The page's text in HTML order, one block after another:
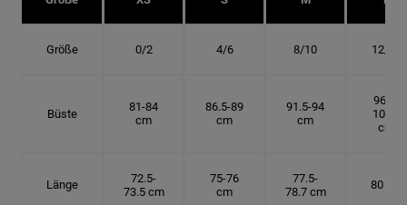
Größe 0/2 4/6 8/10 12/14
Büste
81-84
cm
86.5-89
cm
91.5-94
cm
96.5-
101.5
cm
Länge
72.5-
73.5 cm
75-76
cm
77.5-
78.7 cm
80 cm